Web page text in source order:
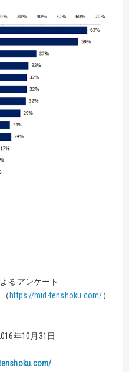
るアンケート
（https://mid-tenshoku.com/）
年10月31日